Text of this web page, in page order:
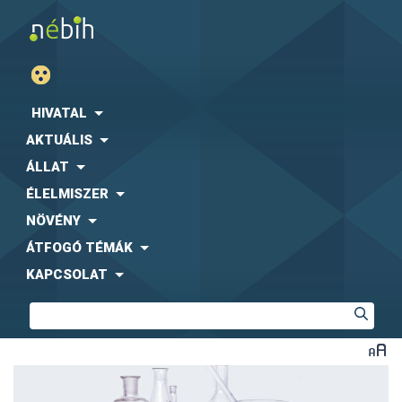
HIVATAL
AKTUÁLIS
ÁLLAT
ÉLELMISZER
NÖVÉNY
ÁTFOGÓ TÉMÁK
KAPCSOLAT